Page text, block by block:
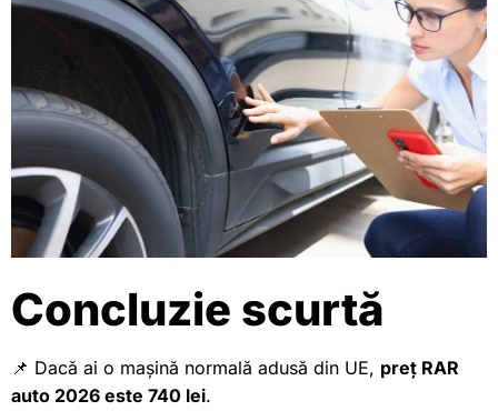
Concluzie scurtă
📌 Dacă ai o mașină normală adusă din UE, preț RAR
auto 2026 este 740 lei.